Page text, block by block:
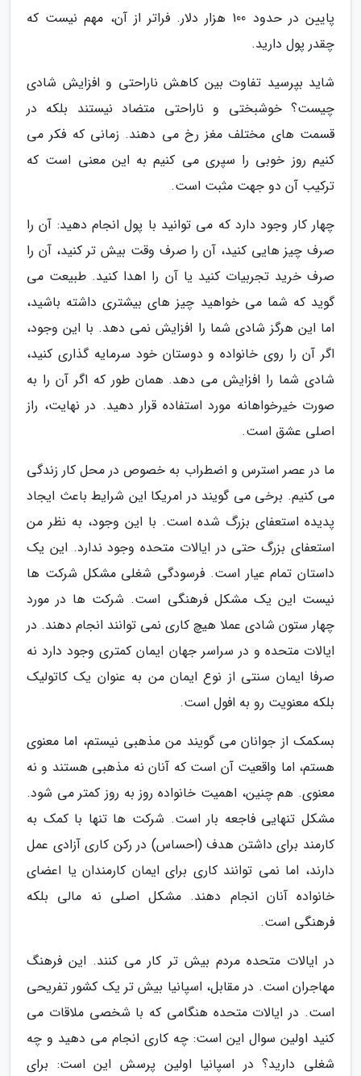
پایین در حدود 100 هزار دلار. فراتر از آن، مهم نیست که
چقدر پول دارید.
شاید بپرسید تفاوت بین کاهش ناراحتی و افزایش شادی
چیست؟ خوشبختی و ناراحتی متضاد نیستند بلکه در
قسمت های مختلف مغز رخ می دهند. زمانی که فکر می
کنیم روز خوبی را سپری می کنیم به این معنی است که
ترکیب آن دو جهت مثبت است.
چهار کار وجود دارد که می توانید با پول انجام دهید: آن را
صرف چیز هایی کنید، آن را صرف وقت بیش تر کنید، آن را
صرف خرید تجربیات کنید یا آن را اهدا کنید. طبیعت می
گوید که شما می خواهید چیز های بیشتری داشته باشید،
اما این هرگز شادی شما را افزایش نمی دهد. با این وجود،
اگر آن را روی خانواده و دوستان خود سرمایه گذاری کنید،
شادی شما را افزایش می دهد. همان طور که اگر آن را به
صورت خیرخواهانه مورد استفاده قرار دهید. در نهایت، راز
اصلی عشق است.
ما در عصر استرس و اضطراب به خصوص در محل کار زندگی
می کنیم. برخی می گویند در امریکا این شرایط باعث ایجاد
پدیده استعفای بزرگ شده است. با این وجود، به نظر من
استعفای بزرگ حتی در ایالات متحده وجود ندارد. این یک
داستان تمام عیار است. فرسودگی شغلی مشکل شرکت ها
نیست این یک مشکل فرهنگی است. شرکت ها در مورد
چهار ستون شادی عملا هیچ کاری نمی توانند انجام دهند. در
ایالات متحده و در سراسر جهان ایمان کمتری وجود دارد نه
صرفا ایمان سنتی از نوع ایمان من به عنوان یک کاتولیک
بلکه معنویت رو به افول است.
بسکمک از جوانان می گویند من مذهبی نیستم، اما معنوی
هستم، اما واقعیت آن است که آنان نه مذهبی هستند و نه
معنوی. هم چنین، اهمیت خانواده روز به روز کمتر می شود.
مشکل تنهایی فاجعه بار است. شرکت ها تنها با کمک به
کارمند برای داشتن هدف (احساس) در رکن کاری آزادی عمل
دارند، اما نمی توانند کاری برای ایمان کارمندان یا اعضای
خانواده آنان انجام دهند. مشکل اصلی نه مالی بلکه
فرهنگی است.
در ایالات متحده مردم بیش تر کار می کنند. این فرهنگ
مهاجران است. در مقابل، اسپانیا بیش تر یک کشور تفریحی
است. در ایالات متحده هنگامی که با شخصی ملاقات می
کنید اولین سوال این است: چه کاری انجام می دهید و چه
شغلی دارید؟ در اسپانیا اولین پرسش این است: برای